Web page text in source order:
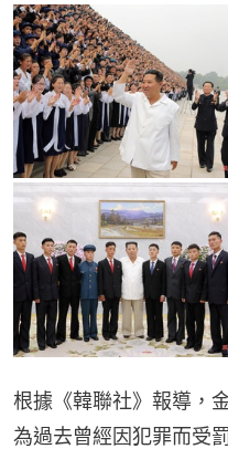
根據《韓聯社》報導，
為過去曾經因犯罪而受